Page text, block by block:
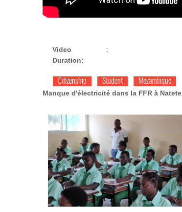
Video
Duration:
:
Citizenship Student
Mozambique
Manque d'électricité dans la FFR à Natete